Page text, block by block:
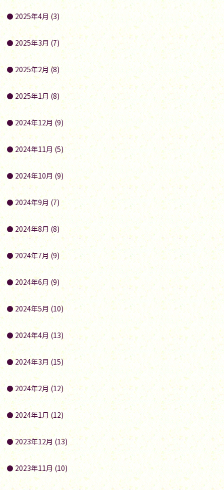
2025年4月 (3)
2025年3月 (7)
2025年2月 (8)
2025年1月 (8)
2024年12月 (9)
2024年11月 (5)
2024年10月 (9)
2024年9月 (7)
2024年8月 (8)
2024年7月 (9)
2024年6月 (9)
2024年5月 (10)
2024年4月 (13)
2024年3月 (15)
2024年2月 (12)
2024年1月 (12)
2023年12月 (13)
2023年11月 (10)